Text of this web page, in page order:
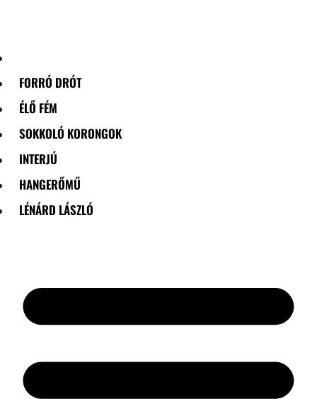
FORRÓ DRÓT
ÉLŐ FÉM
SOKKOLÓ KORONGOK
INTERJÚ
HANGERŐMŰ
LÉNÁRD LÁSZLÓ